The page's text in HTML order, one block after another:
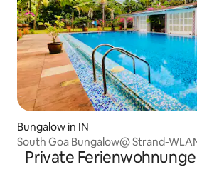
Bungalow in IN
South Goa Bungalow@ Strand-
Agonda
Private